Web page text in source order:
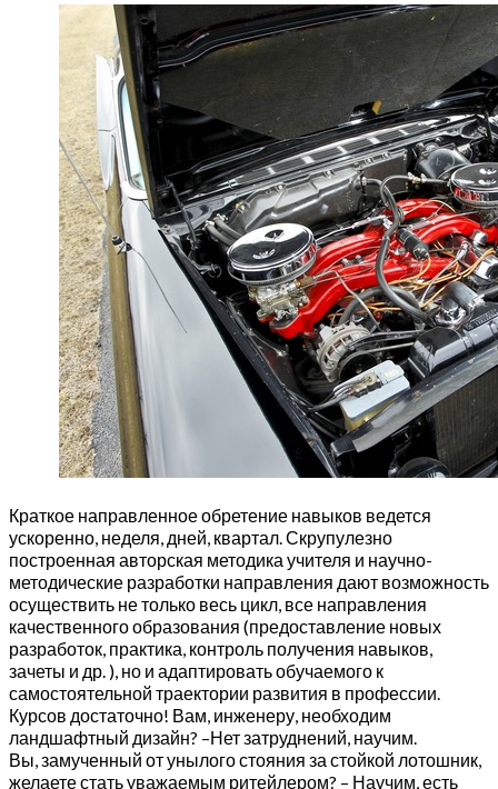
Краткое направленное обретение навыков ведется
ускоренно, неделя, дней, квартал. Скрупулезно
построенная авторская методика учителя и научно-
методические разработки направления дают возможность
осуществить не только весь цикл, все направления
качественного образования (предоставление новых
разработок, практика, контроль получения навыков,
зачеты и др. ), но и адаптировать обучаемого к
самостоятельной траектории развития в профессии.
Курсов достаточно! Вам, инженеру, необходим
ландшафтный дизайн? –Нет затруднений, научим.
Вы, замученный от унылого стояния за стойкой лотошник,
желаете стать уважаемым ритейлером? – Научим, есть